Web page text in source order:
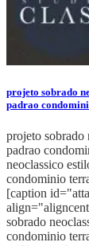
projeto sobrado
padrao
projeto sobrado
padrao
neoclassico
condominio
[caption
sobrado
condominio